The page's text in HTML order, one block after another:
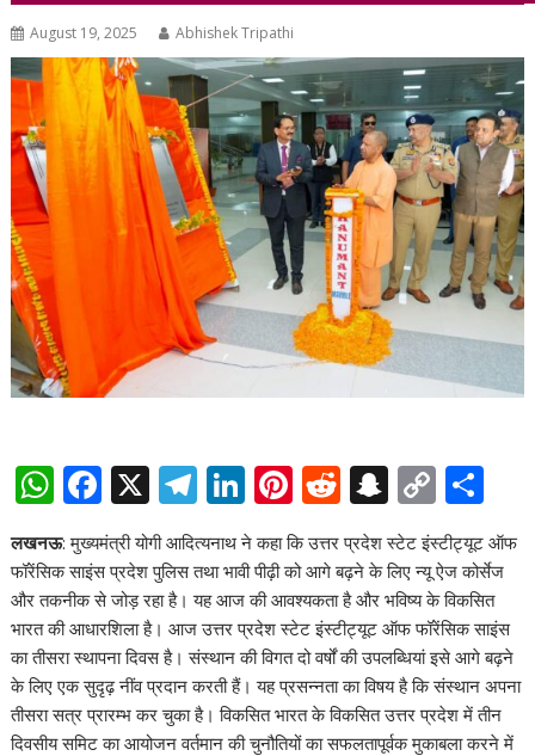
August 19, 2025 Abhishek Tripathi
W
at
s
A
p
p
F
ac
e
b
o
o
k
X T
e
gr
a
m
Li
n
k
e
dI
n
Pi
nt
er
e
st
R
d
di
t
S
n
a
p
c
h
at
C
o
p
y
Li
n
k
h
ar
e
लखनऊ: मुख्यमंत्री योगी आदित्यनाथ ने कहा कि उत्तर प्रदेश स्टेट इंस्टीट्यूट ऑफ
फॉरेंसिक साइंस प्रदेश पुलिस तथा भावी पीढ़ी को आगे बढ़ने के लिए न्यू ऐज कोर्सेज
और तकनीक से जोड़ रहा है। यह आज की आवश्यकता है और भविष्य के विकसित
भारत की आधारशिला है। आज उत्तर प्रदेश स्टेट इंस्टीट्यूट ऑफ फॉरेंसिक साइंस
का तीसरा स्थापना दिवस है। संस्थान की विगत दो वर्षों की उपलब्धियां इसे आगे बढ़ने
के लिए एक सुदृढ़ नींव प्रदान करती हैं। यह प्रसन्नता का विषय है कि संस्थान अपना
तीसरा सत्र प्रारम्भ कर चुका है। विकसित भारत के विकसित उत्तर प्रदेश में तीन
दिवसीय समिट का आयोजन वर्तमान की चुनौतियों का सफलतापूर्वक मुकाबला करने में